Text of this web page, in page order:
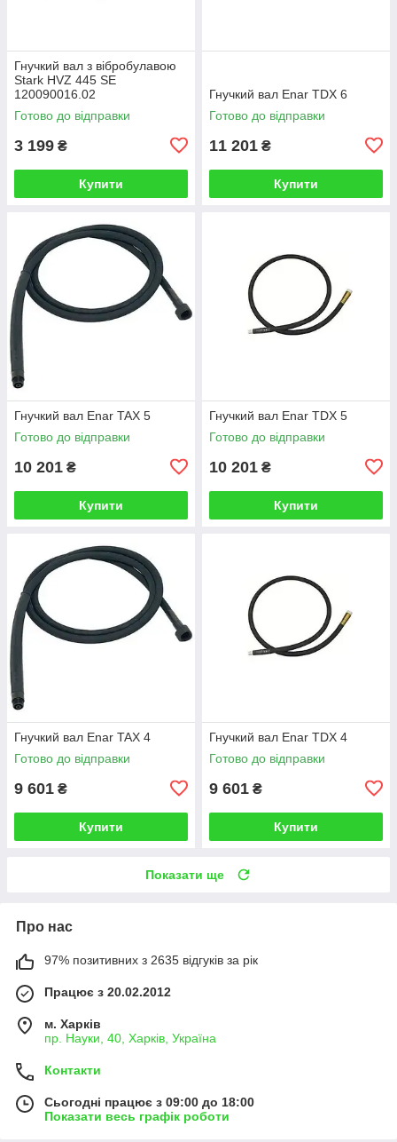
Гнучкий вал з вібробулавою
Stark HVZ 445 SE
120090016.02
Готово до відправки
3 199 ₴
Купити
Гнучкий вал Enar TDX 6
Готово до відправки
11 201 ₴
Купити
Гнучкий вал Enar TAX 5
Готово до відправки
10 201 ₴
Купити
Гнучкий вал Enar TDX 5
Готово до відправки
10 201 ₴
Купити
Гнучкий вал Enar TAX 4
Готово до відправки
9 601 ₴
Купити
Гнучкий вал Enar TDX 4
Готово до відправки
9 601 ₴
Купити
Показати ще
Про нас
97% позитивних з 2635 відгуків за рік
Працює з 20.02.2012
м. Харків
пр. Науки, 40, Харків, Україна
Контакти
Сьогодні працює з 09:00 до 18:00
Показати весь графік роботи